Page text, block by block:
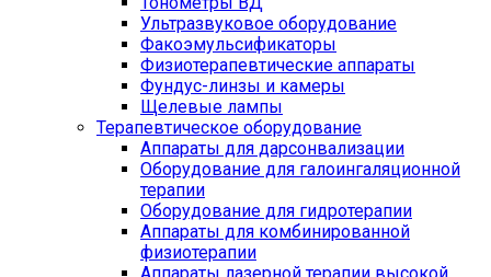
Ультразвуковое оборудование
Факоэмульсификаторы
Физиотерапевтические аппараты
Фундус-линзы и камеры
Щелевые лампы
Терапевтическое оборудование
Аппараты для дарсонвализации
Оборудование для галоингаляционной
терапии
Оборудование для гидротерапии
Аппараты для комбинированной
физиотерапии